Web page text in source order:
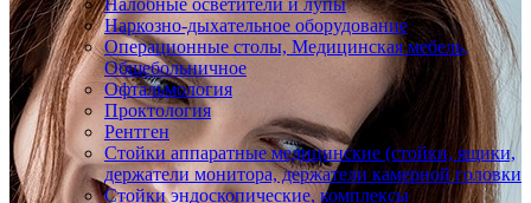
Налобные осветители и лупы
Наркозно-дыхательное оборудование
Операционные столы, Медицинская мебель,
Общебольничное
Офтальмология
Проктология
Рентген
Стойки аппаратные медицинские (стойки, ящики,
держатели монитора, держатели камерной головки
Стойки эндоскопические, комплексы